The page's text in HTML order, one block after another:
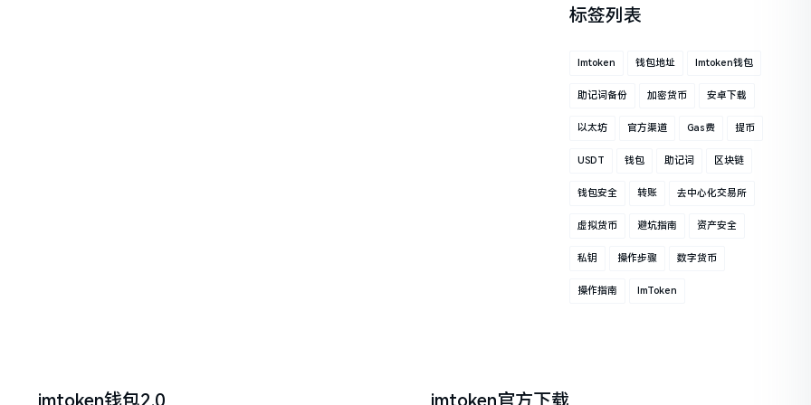
标签列表
Imtoken 钱包地址 Imtoken钱包
助记词备份 加密货币 安卓下载
以太坊 官方渠道 Gas费 提币
USDT 钱包 助记词 区块链
钱包安全 转账 去中心化交易所
虚拟货币 避坑指南 资产安全
私钥 操作步骤 数字货币
操作指南 ImToken